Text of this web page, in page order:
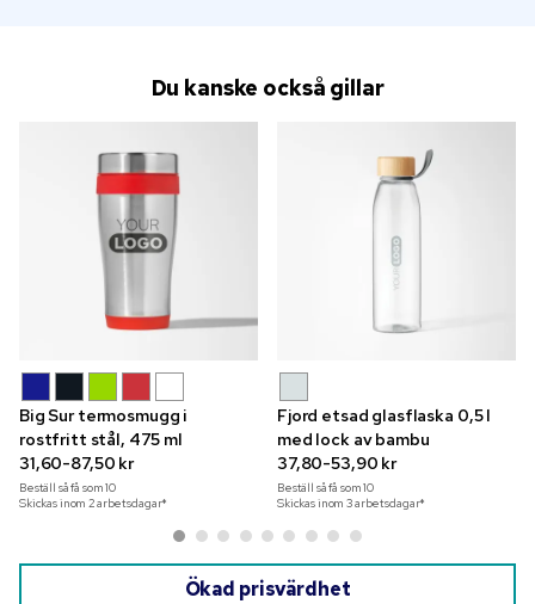
Du kanske också gillar
Big Sur termosmugg i
rostfritt stål, 475 ml
31,60-87,50 kr
Beställ så få som10
Skickas inom 2 arbetsdagar*
Fjord etsad glasflaska 0,5 l
med lock av bambu
37,80-53,90 kr
Beställ så få som10
Skickas inom 3 arbetsdagar*
Ökad prisvärdhet